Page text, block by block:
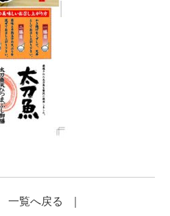
一覧へ戻る